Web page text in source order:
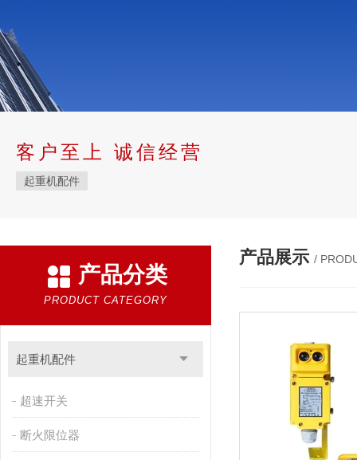
客户至上 诚信经营
起重机配件
产品分类
PRODUCT CATEGORY
起重机配件
超速开关
断火限位器
产品展示 /